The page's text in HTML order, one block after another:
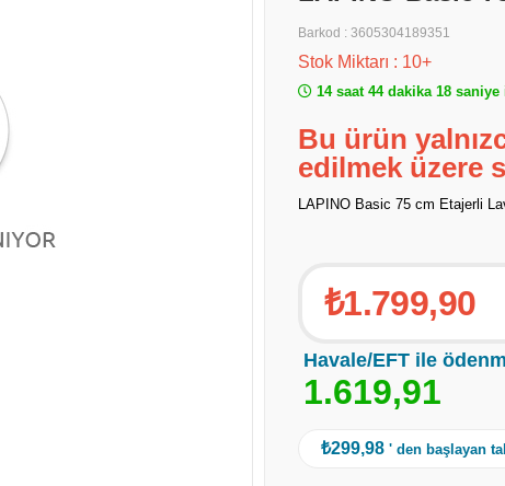
Barkod : 3605304189351
Stok Miktarı : 10+
14 saat 44 dakika 17 saniye
Bu ürün
edilmek üzere
LAPINO Basic 75 cm Etajerli
₺1.799,90
Havale/EFT ile
1.619,91
₺299,98 ' den başlayan